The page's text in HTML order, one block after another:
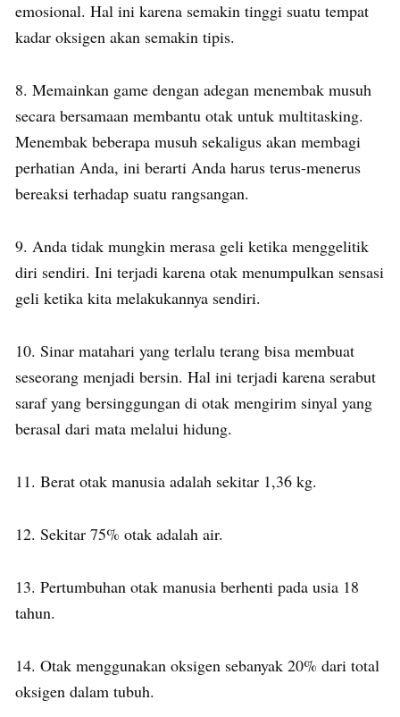
emosional. Hal ini karena semakin tinggi suatu tempat
kadar oksigen akan semakin tipis.
8. Memainkan game dengan adegan menembak musuh
secara bersamaan membantu otak untuk multitasking.
Menembak beberapa musuh sekaligus akan membagi
perhatian Anda, ini berarti Anda harus terus-menerus
bereaksi terhadap suatu rangsangan.
9. Anda tidak mungkin merasa geli ketika menggelitik
diri sendiri. Ini terjadi karena otak menumpulkan sensasi
geli ketika kita melakukannya sendiri.
10. Sinar matahari yang terlalu terang bisa membuat
seseorang menjadi bersin. Hal ini terjadi karena serabut
saraf yang bersinggungan di otak mengirim sinyal yang
berasal dari mata melalui hidung.
11. Berat otak manusia adalah sekitar 1,36 kg.
12. Sekitar 75% otak adalah air.
13. Pertumbuhan otak manusia berhenti pada usia 18
tahun.
14. Otak menggunakan oksigen sebanyak 20% dari total
oksigen dalam tubuh.